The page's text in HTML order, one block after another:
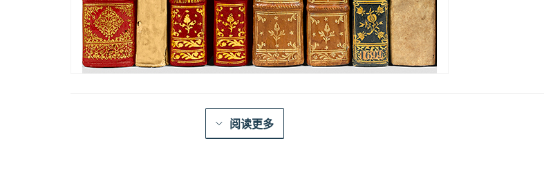
阅读更多